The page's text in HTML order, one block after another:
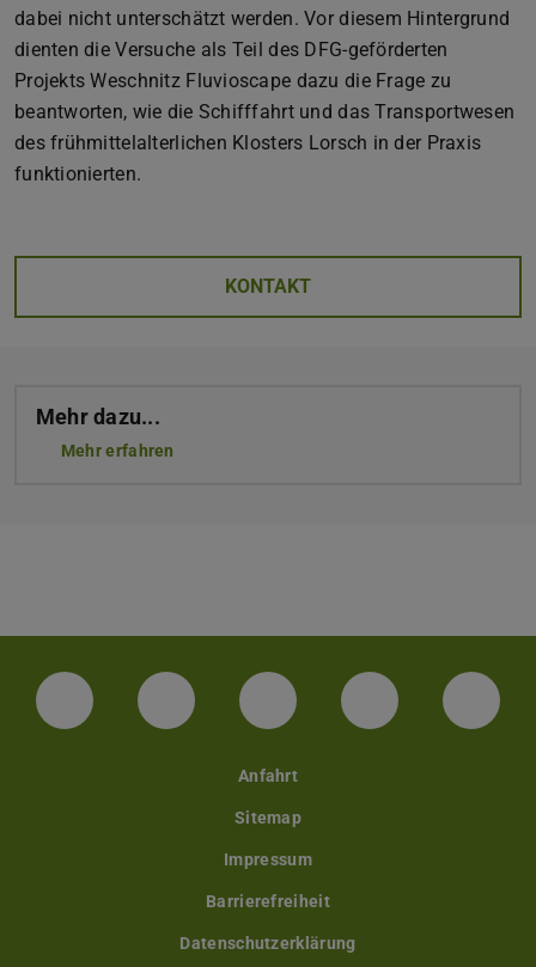
dabei nicht unterschätzt werden. Vor diesem Hintergrund
dienten die Versuche als Teil des DFG-geförderten
Projekts Weschnitz Fluvioscape dazu die Frage zu
beantworten, wie die Schifffahrt und das Transportwesen
des frühmittelalterlichen Klosters Lorsch in der Praxis
funktionierten.
KONTAKT
Mehr dazu...
Mehr erfahren
Facebook Instagram TikTok Bluesky
Anfahrt
Sitemap
Impressum
Barrierefreiheit
Datenschutzerklärung